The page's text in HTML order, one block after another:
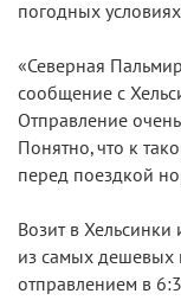
погодных
«Северная
сообщение с
Отправление
Понятно, что к
перед поездкой
Возит в Хельсинки
из самых дешевых
отправлением в